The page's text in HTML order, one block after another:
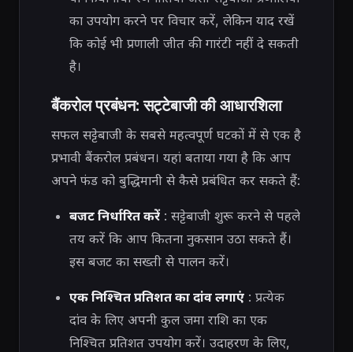
का उपयोग करने पर विचार करें, लेकिन याद रखें
कि कोई भी प्रणाली जीत की गारंटी नहीं दे सकती
है।
बैंकरोल प्रबंधन: सट्टेबाजी की आधारशिला
सफल सट्टेबाजी के सबसे महत्वपूर्ण घटकों में से एक है
प्रभावी बैंकरोल प्रबंधन। यहां बताया गया है कि आप
अपने फंड को बुद्धिमानी से कैसे प्रबंधित कर सकते हैं:
बजट निर्धारित करें: सट्टेबाजी शुरू करने से पहले
तय करें कि आप कितना नुकसान उठा सकते हैं।
इस बजट का सख्ती से पालन करें।
एक निश्चित प्रतिशत का दांव लगाएं: प्रत्येक
दांव के लिए अपनी कुल जमा राशि का एक
निश्चित प्रतिशत उपयोग करें। उदाहरण के लिए,